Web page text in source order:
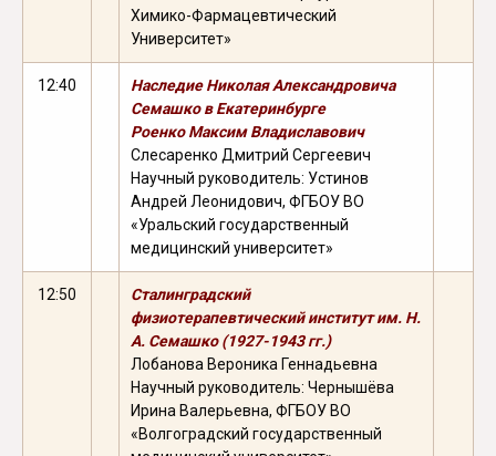
Химико-Фармацевтический
Университет»
12:40
Наследие Николая Александровича
Семашко в Екатеринбурге
Роенко Максим Владиславович
Слесаренко Дмитрий Сергеевич
Научный руководитель: Устинов
Андрей Леонидович, ФГБОУ ВО
«Уральский государственный
медицинский университет»
12:50
Сталинградский
физиотерапевтический институт им. Н.
А. Семашко (1927-1943 гг.)
Лобанова Вероника Геннадьевна
Научный руководитель: Чернышёва
Ирина Валерьевна, ФГБОУ ВО
«Волгоградский государственный